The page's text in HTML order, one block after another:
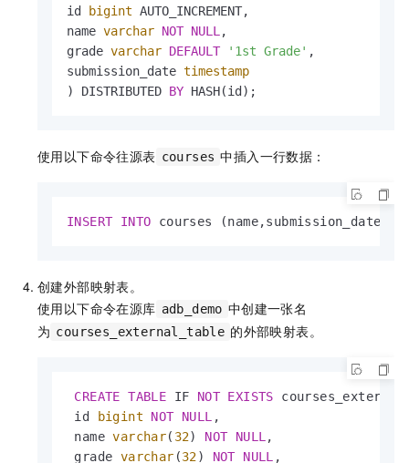
id
bigint AUTO_INCREMENT,
name varchar NOT NULL,
grade varchar DEFAULT '1st Grade' ,
submission_date timestamp
) DISTRIBUTED BY HASH(id);
使用以下命令往源表 courses 中插入一行数据：
INSERT INTO courses (name,submission_date)
创建外部映射表。
使用以下命令在源库 adb_demo 中创建一张名
为 courses_external_table 的外部映射表。
CREATE TABLE IF NOT EXISTS
id
bigint NOT NULL ,
name varchar( 32) NOT NULL,
grade varchar (32) NOT NULL ,